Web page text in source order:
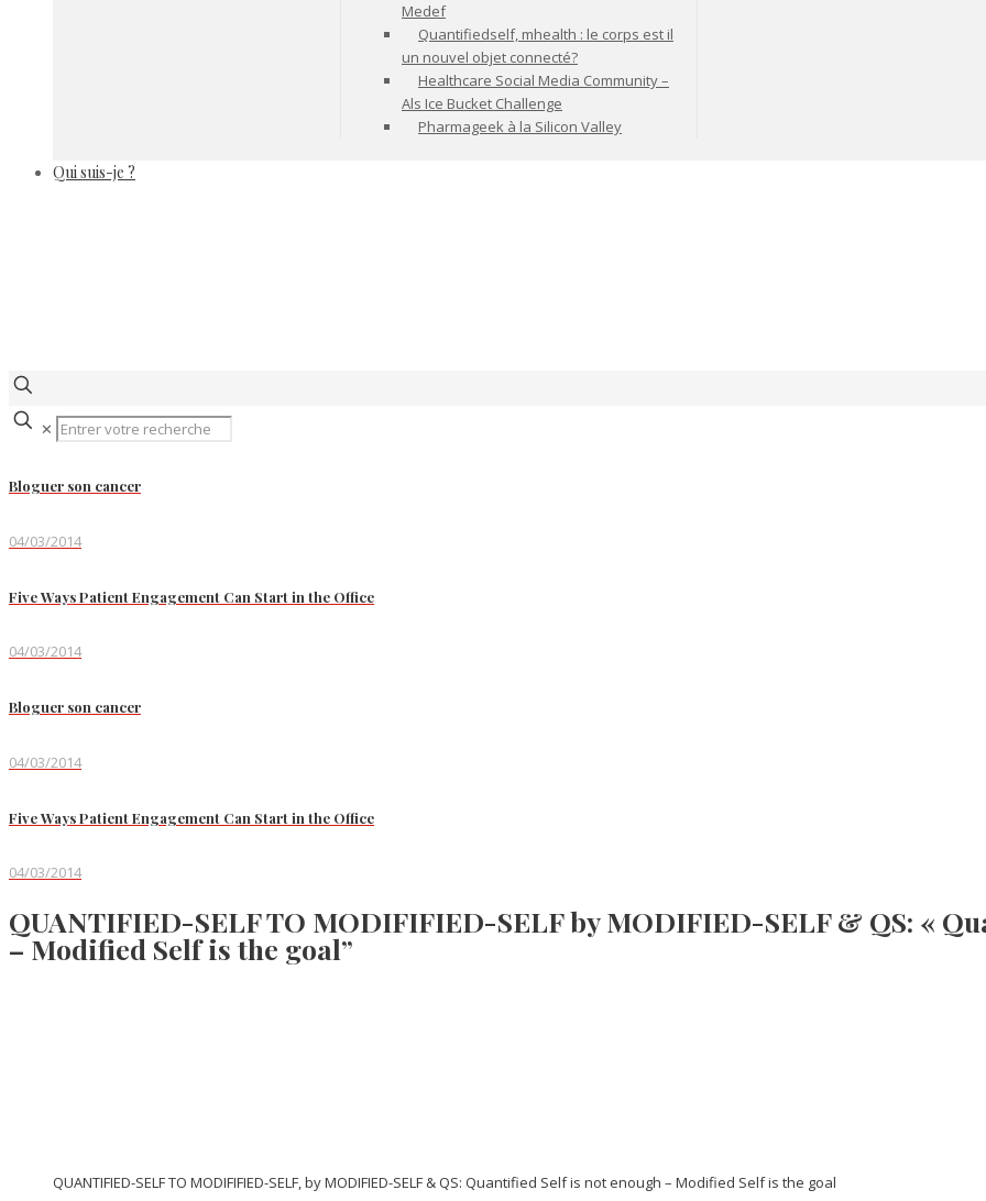
Medef
Quantifiedself, mhealth : le corps est il
un nouvel objet connecté?
Healthcare Social Media Community –
Als Ice Bucket Challenge
Pharmageek à la Silicon Valley
Qui suis-je ?
✕
Bloguer son cancer
04/03/2014
Five Ways Patient Engagement Can Start in the Office
04/03/2014
Bloguer son cancer
04/03/2014
Five Ways Patient Engagement Can Start in the Office
04/03/2014
QUANTIFIED-SELF TO MODIFIFIED-SELF by MODIFIED-SELF & QS: «
– Modified Self is the goal”
QUANTIFIED-SELF TO MODIFIFIED-SELF, by MODIFIED-SELF & QS: Quantified Self is not enough – Modified Self is the goal